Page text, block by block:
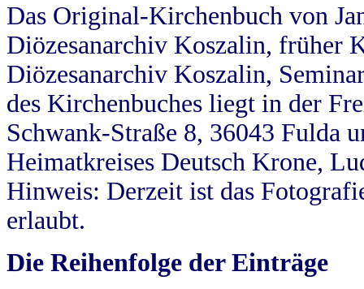
Das Original-Kirchenbuch von
Diözesanarchiv Koszalin, früher
Diözesanarchiv Koszalin,
des Kirchenbuches liegt in der
Schwank-Straße 8, 36043 Fulda
Heimatkreises Deutsch Krone,
Hinweis: Derzeit ist das
erlaubt.
Die Reihenfolge der Einträge